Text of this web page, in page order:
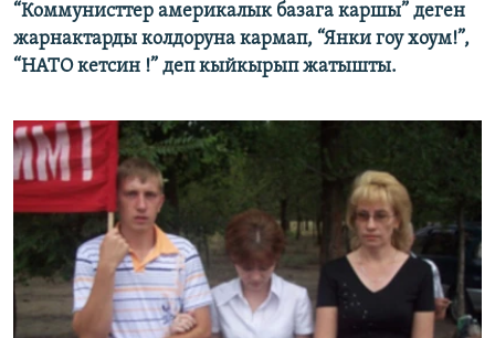
“Коммунисттер америкалык базага каршы” деген
жарнактарды колдоруна кармап, “Янки гоу хоум!”,
“НАТО кетсин !” деп кыйкырып жатышты.